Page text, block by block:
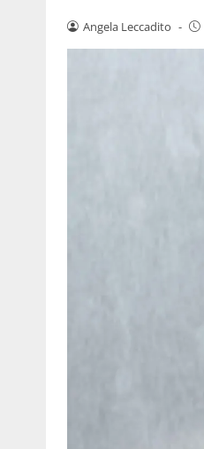
Angela Leccadito -